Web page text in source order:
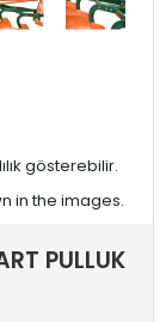
gösterebilir.
in the images.
PULLUK